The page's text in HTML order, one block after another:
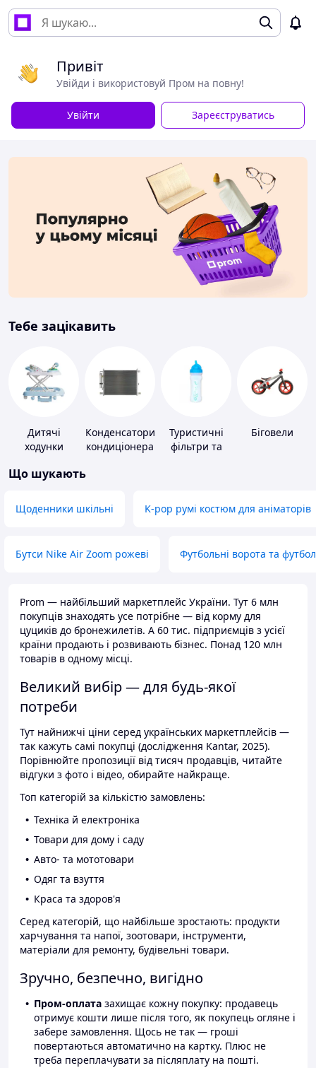
Привіт
Увійди і використовуй Пром на повну!
Увійти Зареєструватись
Тебе зацікавить
Дитячі
ходунки
Конденсатори
кондиціонера
Туристичні
фільтри та
Біговели
Що шукають
Щоденники шкільні K-pop румі костюм для аніматорів
Бутси Nike Air Zoom рожеві Футбольні ворота та
Prom — найбільший маркетплейс України. Тут 6 млн
покупців знаходять усе потрібне — від корму для
цуциків до бронежилетів. А 60 тис. підприємців з усієї
країни продають і розвивають бізнес. Понад 120 млн
товарів в одному місці.
Великий вибір — для будь-якої
потреби
Тут найнижчі ціни серед українських маркетплейсів —
так кажуть самі покупці (дослідження Kantar, 2025).
Порівнюйте пропозиції від тисяч продавців, читайте
відгуки з фото і відео, обирайте найкраще.
Топ категорій за кількістю замовлень:
Техніка й електроніка
Товари для дому і саду
Авто- та мототовари
Одяг та взуття
Краса та здоров'я
Серед категорій, що найбільше зростають: продукти
харчування та напої, зоотовари, інструменти,
матеріали для ремонту, будівельні товари.
Зручно, безпечно, вигідно
Пром-оплата захищає кожну покупку: продавець
отримує кошти лише після того, як покупець огляне і
забере замовлення. Щось не так — гроші
повертаються автоматично на картку. Плюс не
треба переплачувати за післяплату на пошті.